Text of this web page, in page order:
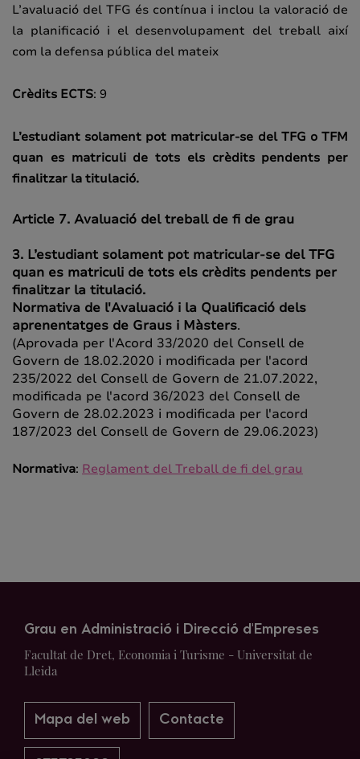
L’avaluació del TFG és contínua i inclou la valoració de
la planificació i el desenvolupament del treball així
com la defensa pública del mateix
Crèdits ECTS: 9
L’estudiant solament pot matricular-se del TFG o TFM
quan es matriculi de tots els crèdits pendents per
finalitzar la titulació.
Article 7. Avaluació del treball de fi de grau
3. L’estudiant solament pot matricular-se del TFG
quan es matriculi de tots els crèdits pendents per
finalitzar la titulació.
Normativa de l'Avaluació i la Qualificació dels
aprenentatges de Graus i Màsters.
(Aprovada per l'Acord 33/2020 del Consell de
Govern de 18.02.2020 i modificada per l'acord
235/2022 del Consell de Govern de 21.07.2022,
modificada pe l'acord 36/2023 del Consell de
Govern de 28.02.2023 i modificada per l'acord
187/2023 del Consell de Govern de 29.06.2023)
Normativa: Reglament del Treball de fi del grau
Grau en Administració i Direcció d'Empreses
Facultat de Dret, Economia i Turisme - Universitat de
Lleida
Mapa del web Contacte